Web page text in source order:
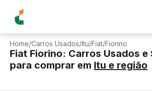
Home/Carros Usados/Itu/Fiat/Fiorino
Fiat Fiorino: Carros Usados e
para comprar em Itu e região